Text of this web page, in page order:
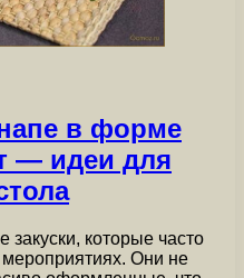
в форме
— идеи для
которые часто
Они не